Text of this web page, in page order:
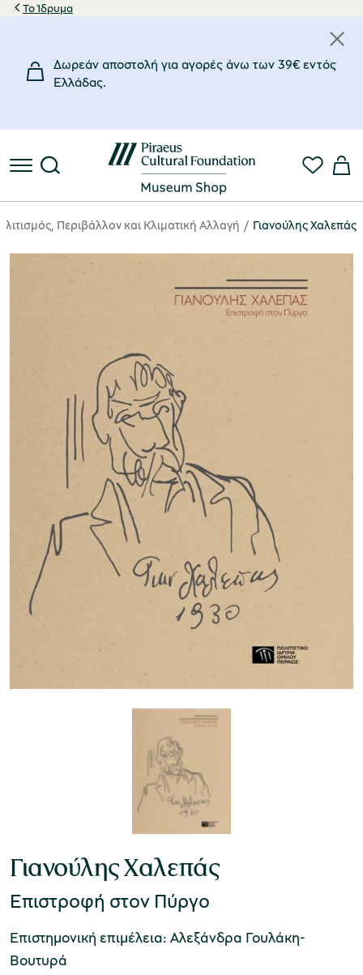
Το Ίδρυμα
Δωρεάν αποστολή για αγορές άνω των 39€ εντός
Eλλάδας.
Περιβάλλον και Κλιματική Αλλαγή Γιανούλης Χαλεπάς
Γιανούλης Χαλεπάς
Επιστροφή στον Πύργο
Επιστημονική επιμέλεια: Αλεξάνδρα Γουλάκη-
Βουτυρά